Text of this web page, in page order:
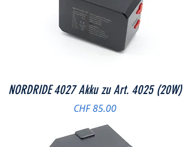
NORDRIDE 4027 Akku zu Art. 4025 (20W)
Preis
CHF 85.00